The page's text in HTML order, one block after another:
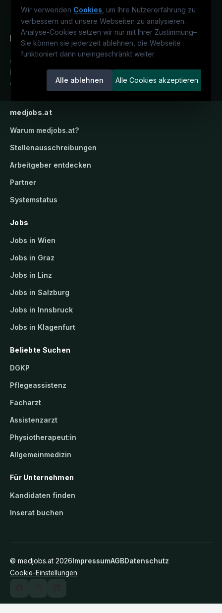
Wir verwenden Cookies , um Ihre Nutzererfahrung zu
verbessern und unsere Webseiten zu analysieren.
Analyse-Cookies setzen wir nur mit Ihrer Zustimmung–
Sie können sie jederzeit ablehnen, die Webseite
funktioniert dann uneingeschränkt weiter
Alle ablehnen Alle Cookies akzeptieren
Österreichs medizinisches
Karriereportal.Ein Service der
candidatis GmbH.
medjobs.at
Warum medjobs.at?
Stellenausschreibungen
Arbeitgeber entdecken
Partner
Systemstatus
Jobs
Jobs in Wien
Jobs in Graz
Jobs in Linz
Jobs in Salzburg
Jobs in Innsbruck
Jobs in Klagenfurt
Beliebte Suchen
DGKP
Pflegeassistenz
Facharzt
Assistenzarzt
Physiotherapeut:in
Allgemeinmedizin
Für Unternehmen
Kandidaten finden
Inserat buchen
© medjobs.at 2026ImpressumAGBDatenschutz
Cookie-Einstellungen